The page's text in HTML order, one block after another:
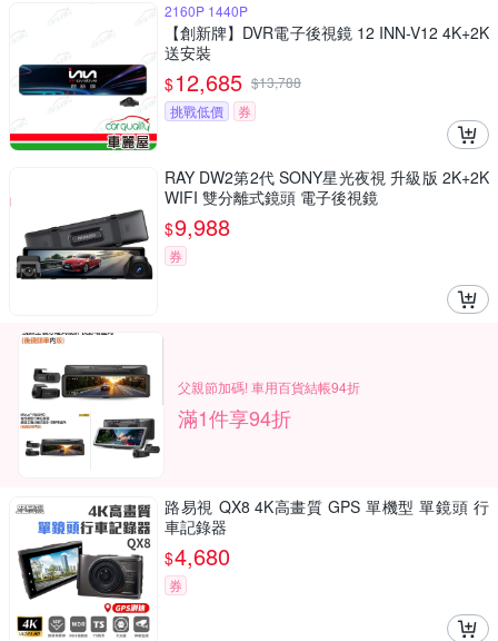
2160P 1440P
【創新牌】DVR電子後視鏡 12 INN-V12 4K+2K
送安裝
$12,685 $13,788
挑戰低價
券
RAY DW2第2代 SONY星光夜視 升級版 2K+2K
WIFI 雙分離式鏡頭 電子後視鏡
$9,988
券
父親節加碼! 車用百貨結帳94折
滿1件享94折
路易視 QX8 4K高畫質 GPS 單機型 單鏡頭 行
車記錄器
$4,680
券